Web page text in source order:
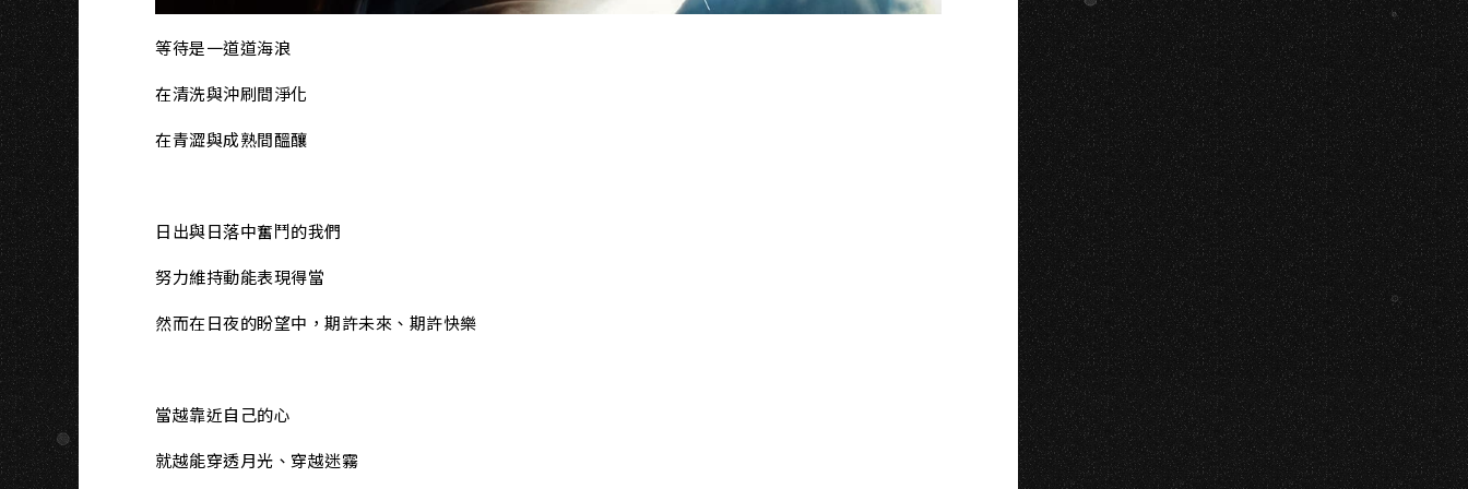
等待是一道道海浪
在清洗與沖刷間淨化
在青澀與成熟間醞釀
日出與日落中奮鬥的我們
努力維持動能表現得當
然而在日夜的盼望中，期許未來、期許快樂
當越靠近自己的心
就越能穿透月光、穿越迷霧